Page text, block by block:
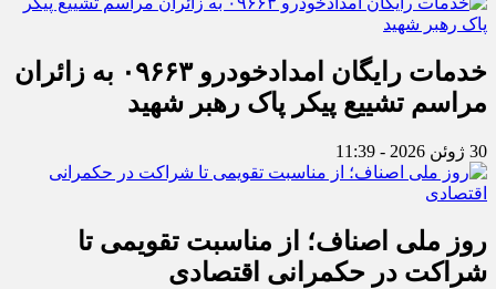
خدمات رایگان امدادخودرو ۰۹۶۶۳ به زائران
مراسم تشییع پیکر پاک رهبر شهید
30 ژوئن 2026 - 11:39
روز ملی اصناف؛ از مناسبت تقویمی تا
شراکت در حکمرانی اقتصادی